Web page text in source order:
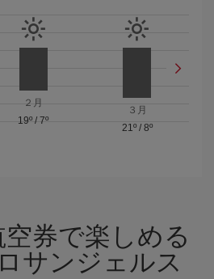
２月
19º / 7º
３月
21º/ 8º
券で楽しめる
サンジェルス